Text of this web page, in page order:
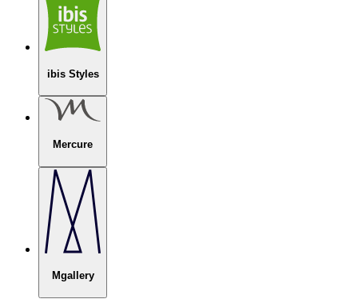
ibis Styles
Mercure
Mgallery